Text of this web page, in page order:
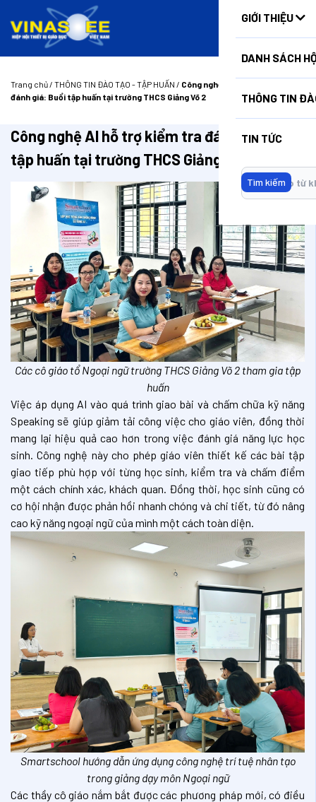
HUẤN
GIỚI THIỆU
DANH SÁCH
THÔNG TIN
TIN TỨC
Tìm kiếm
Trang chủ/ THÔNG TIN ĐÀO TẠO - TẬP HUẤN / Công nghệ AI hỗ trợ kiểm tra
đánh giá: Buổi tập huấn tại trường THCS Giảng Võ 2
Công nghệ AI hỗ trợ kiểm tra đánh giá: Buổi
tập huấn tại trường THCS Giảng Võ 2
Các cô giáo tổ Ngoại ngữ trường THCS Giảng Võ 2 tham gia tập
huấn
Việc áp dụng AI vào quá trình giao bài và chấm chữa kỹ năng
Speaking sẽ giúp giảm tải công việc cho giáo viên, đồng thời
mang lại hiệu quả cao hơn trong việc đánh giá năng lực học
sinh. Công nghệ này cho phép giáo viên thiết kế các bài tập
giao tiếp phù hợp với từng học sinh, kiểm tra và chấm điểm
một cách chính xác, khách quan. Đồng thời, học sinh cũng có
cơ hội nhận được phản hồi nhanh chóng và chi tiết, từ đó nâng
cao kỹ năng ngoại ngữ của mình một cách toàn diện.
Smartschool hướng dẫn ứng dụng công nghệ trí tuệ nhân tạo
trong giảng dạy môn Ngoại ngữ
Các thầy cô giáo nắm bắt được các phương pháp mới, có điều